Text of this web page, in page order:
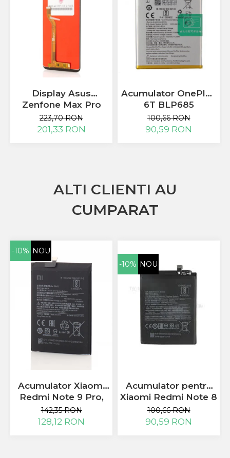
Display Asus
Zenfone Max Pro
(M1) ZB601KL
ZB602KL
223,70 RON
201,33 RON
Acumulator OnePlus
6T BLP685
100,66 RON
90,59 RON
ALTI CLIENTI AU
CUMPARAT
-10% NOU
Acumulator Xiaomi
Redmi Note 9 Pro,
Note 9 Pro Max,
BN53
142,35 RON
128,12 RON
-10% NOU
Acumulator pentru
Xiaomi Redmi Note 8
BN46 4000mah
100,66 RON
90,59 RON